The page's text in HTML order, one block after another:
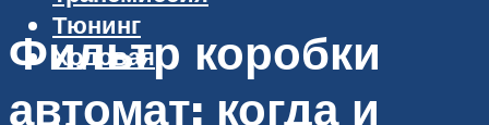
Тюнинг
Ходовая
Фильтр коробки
автомат: когда и